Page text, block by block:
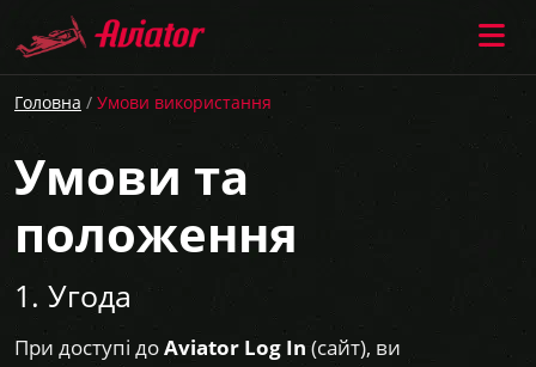
Головна / Умови використання
Умови та
положення
1. Угода
При доступі доAviator Log In (сайт), ви